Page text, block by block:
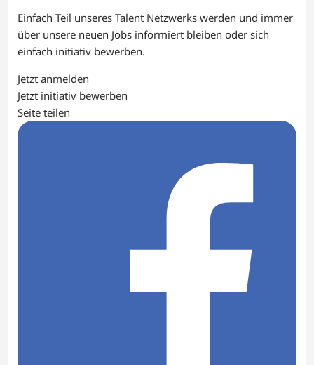
Einfach Teil unseres Talent Netzwerks werden und immer
über unsere neuen Jobs informiert bleiben oder sich
einfach initiativ bewerben.
Jetzt anmelden
Jetzt initiativ bewerben
Seite teilen